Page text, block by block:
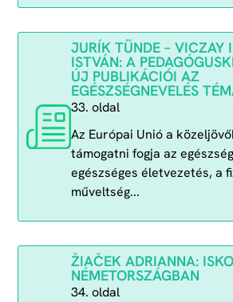
JURÍK TÜNDE – VICZAY
ISTVÁN: A
ÚJ PUBLIKÁCIÓI AZ
EGÉSZSÉGNEVELÉS
33. oldal
Az Európai Unió a
támogatni fogja az
egészséges életvezetés, a
műveltség...
ŽIAČEK ADRIANNA:
NÉMETORSZÁGBAN
34. oldal